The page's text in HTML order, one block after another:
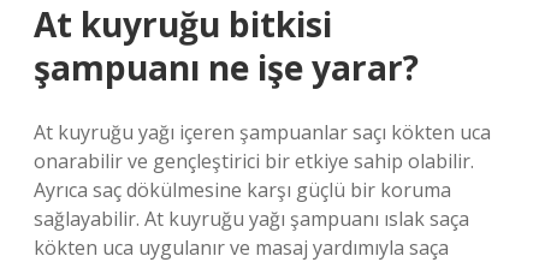
At kuyruğu bitkisi
şampuanı ne işe yarar?
At kuyruğu yağı içeren şampuanlar saçı kökten uca
onarabilir ve gençleştirici bir etkiye sahip olabilir.
Ayrıca saç dökülmesine karşı güçlü bir koruma
sağlayabilir. At kuyruğu yağı şampuanı ıslak saça
kökten uca uygulanır ve masaj yardımıyla saça